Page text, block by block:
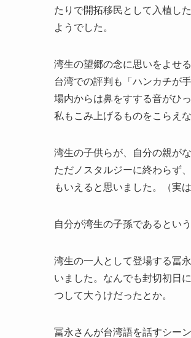
たりで開拓移民として入植し
ようでした。
湾生の望郷の念に思いをよせ
台湾での評判も「ハンカチが
場内からは鼻をすする音がひっ
私もこみ上げるものをこらえ
湾生の子供らが、自分の親が
ただノスタルジーに終わらず
もいえると思いました。（実
自分が湾生の子孫であるとい
湾生の一人として登場する冨
いました。なんでも封切初日
つして大うけだったとか。
冨永さんが台湾語を話すシー